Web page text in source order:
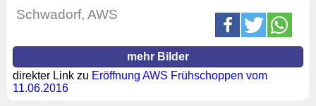
Schwadorf, AWS
mehr Bilder
direkter Link zu Eröffnung AWS Frühschoppen vom
11.06.2016